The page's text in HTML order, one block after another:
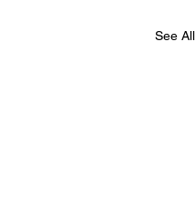
See All